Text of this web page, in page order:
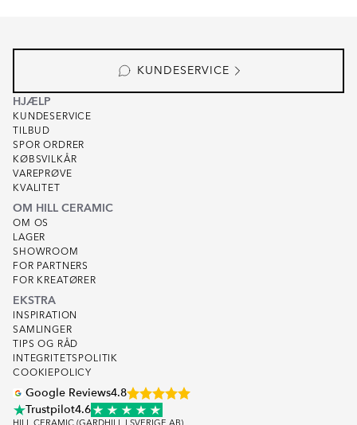
KUNDESERVICE
HJÆLP
KUNDESERVICE
TILBUD
SPOR ORDRER
KØBSVILKÅR
VAREPRØVE
KVALITET
OM HILL CERAMIC
OM OS
LAGER
SHOWROOM
FOR PARTNERS
FOR KREATØRER
EKSTRA
INSPIRATION
SAMLINGER
TIPS OG RÅD
INTEGRITETSPOLITIK
COOKIEPOLICY
Google Reviews4.8
Trustpilot4.6